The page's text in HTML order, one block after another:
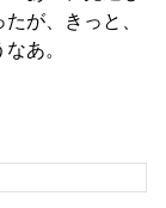
が、きっと、
あ。